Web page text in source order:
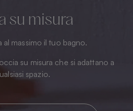
su misura
al massimo il tuo bagno.
su misura che si adattano a
spazio.